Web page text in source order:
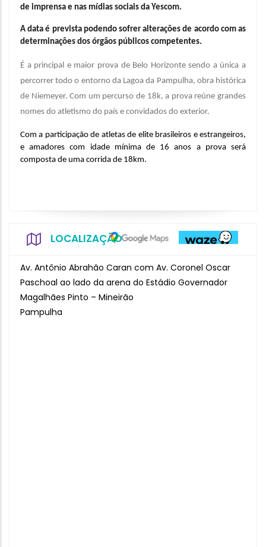
de imprensa e nas mídias sociais da Yescom.
A data é prevista podendo sofrer alterações de acordo com as
determinações dos órgãos públicos competentes.
É a principal e maior prova de Belo Horizonte sendo a única a
percorrer todo o entorno da Lagoa da Pampulha, obra histórica
de Niemeyer. Com um percurso de 18k, a prova reúne grandes
nomes do atletismo do país e convidados do exterior.
Com a participação de atletas de elite brasileiros e estrangeiros,
e amadores com idade mínima de 16 anos a prova será
composta de uma corrida de 18km.
LOCALIZAÇÃO
Av. Antônio Abrahão Caran com Av. Coronel Oscar
Paschoal ao lado da arena do Estádio Governador
Magalhães Pinto – Mineirão
Pampulha